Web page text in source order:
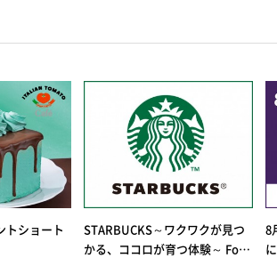
トショート
STARBUCKS～ワクワクが見つ
かる、ココロが育つ体験～ For
8